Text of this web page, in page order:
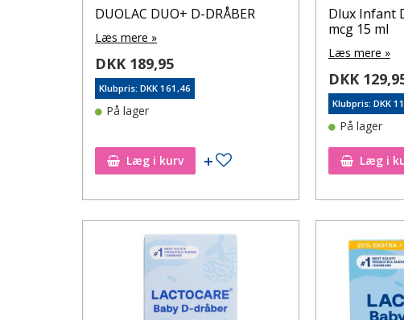
DUOLAC DUO+ D-DRÅBER
Læs mere »
DKK 189,95
Klubpris: DKK 161,46
På lager
Læg i kurv Tilføj til ønskeseddel
Dlux Infant
mcg 15 ml
Læs mere »
DKK
Klubpris: DKK
På lager
Læg i